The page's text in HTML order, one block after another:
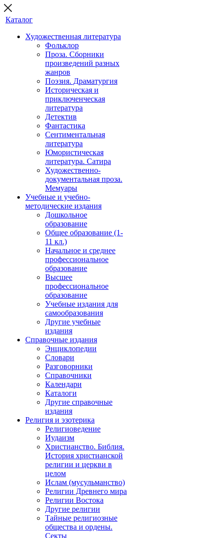
Каталог
Художественная литература
Фольклор
Проза. Сборники
произведений разных
жанров
Поэзия. Драматургия
Историческая и
приключенческая
литература
Детектив
Фантастика
Сентиментальная
литература
Юмористическая
литература. Сатира
Художественно-
документальная проза.
Мемуары
Учебные и учебно-
методические издания
Дошкольное
образование
Общее образование (1-
11 кл.)
Начальное и среднее
профессиональное
образование
Высшее
профессиональное
образование
Учебные издания для
самообразования
Другие учебные
издания
Справочные издания
Энциклопедии
Словари
Разговорники
Справочники
Календари
Каталоги
Другие справочные
издания
Религия и эзотерика
Религиоведение
Иудаизм
Христианство. Библия.
История христианской
религии и церкви в
целом
Ислам (мусульманство)
Религии Древнего мира
Религии Востока
Другие религии
Тайные религиозные
общества и ордены.
Секты